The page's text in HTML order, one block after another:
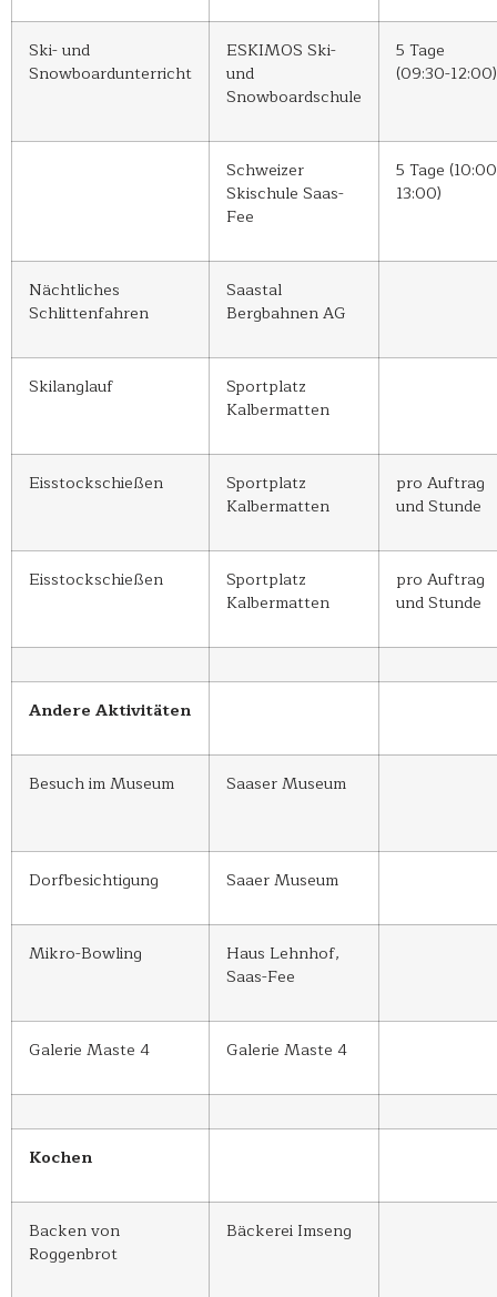
Ski- und
Snowboardunterricht
ESKIMOS Ski-
und
Snowboardschule
5 Tage
(09:30-12:00)
Schweizer
Skischule Saas-
Fee
5 Tage
13:00)
Nächtliches
Schlittenfahren
Saastal
Bergbahnen AG
Skilanglauf
Sportplatz
Kalbermatten
Eisstockschießen
Sportplatz
Kalbermatten
pro Auftrag
und Stunde
Eisstockschießen
Sportplatz
Kalbermatten
pro Auftrag
und Stunde
Andere Aktivitäten
Besuch im Museum Saaser Museum
Dorfbesichtigung Saaer Museum
Mikro-Bowling
Haus Lehnhof,
Saas-Fee
Galerie Maste 4 Galerie Maste 4
Kochen
Backen von
Roggenbrot
Bäckerei Imseng